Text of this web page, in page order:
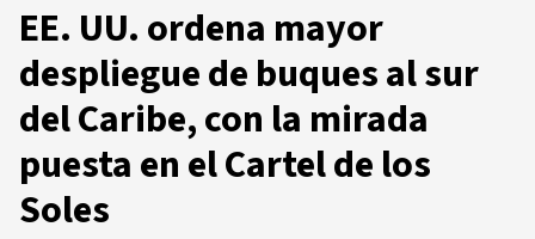
EE. UU. ordena mayor
despliegue de buques al sur
del Caribe, con la mirada
puesta en el Cartel de los
Soles